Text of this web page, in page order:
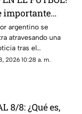
importante
la familia
así dieron a
la noticia
argentino se
atravesando una
tras el
de su padre.
2026 10:28 a. m.
8/8: ¿Qué es,